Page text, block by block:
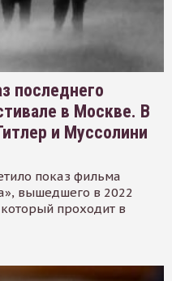
последнего
в Москве. В
и Муссолини
показ фильма
вышедшего в 2022
проходит в